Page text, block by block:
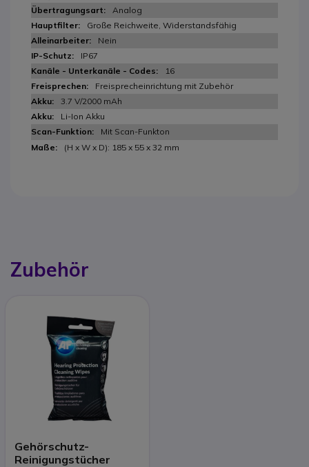
Analog
Große Reichweite, Widerstandsfähig
Nein
IP67
16
Freisprecheinrichtung mit Zubehör
3.7 V/2000 mAh
Li-Ion Akku
Mit Scan-Funkton
(H x W x D): 185 x 55 x 32 mm
Zubehör
Gehörschutz-
Reinigungstücher